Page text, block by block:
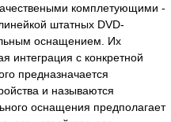
комплетующими -
штатных DVD-
оснащением. Их
интеграция с конкретной
предназначается
и называются
оснащения предполагает